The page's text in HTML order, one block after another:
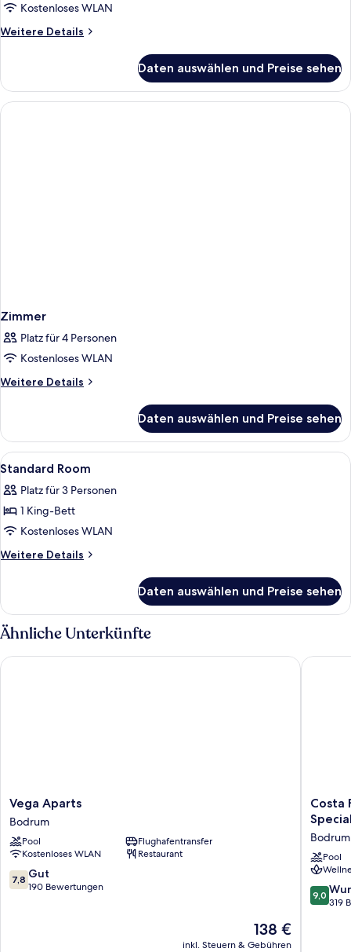
Kostenloses WLAN
Weitere Details
Weitere
Daten auswählen und Preise sehen
Zimmer
Platz für 4 Personen
Kostenloses WLAN
Weitere Details
Weitere
Daten auswählen und Preise sehen
Alle
Fotos
für
Standard
Room
anzeigen
Ein modernes Hotelzimmer mit
9
Standard Room
Platz für 3 Personen
1 King-Bett
Kostenloses WLAN
Weitere Details
Weitere
Room
Daten auswählen und Preise sehen
Ähnliche Unterkünfte
Vega
Aparts
Bodrum
Vega Aparts
Bodrum
Pool
Flughafentransfer
Kostenloses WLAN
Restaurant
7.8
von
7,8 Gut
190 Bewertungen
Der
Preis
138 €
inkl. Steuern & Gebühren
Vega Aparts
Costa
Farilya
Special
Class
Hotel
Bodrum
-
Special
Costa
Bodrum
Pool
9.0
von
9,0
319
Costa